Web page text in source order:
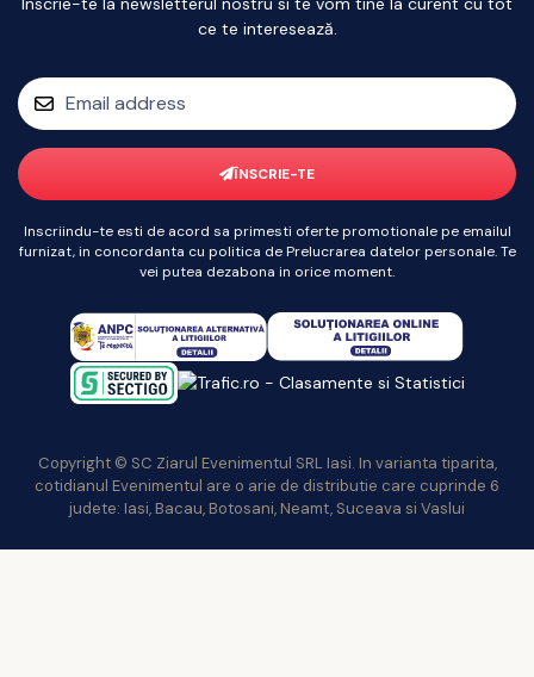
ce te interesează.
ÎNSCRIE-TE
Inscriindu-te esti de acord sa primesti oferte promotionale pe emailul
furnizat, in concordanta cu politica de Prelucrarea datelor personale. Te
vei putea dezabona in orice moment.
Copyright © SC Ziarul Evenimentul SRL Iasi. In varianta tiparita,
cotidianul Evenimentul are o arie de distributie care cuprinde 6
judete: Iasi, Bacau, Botosani, Neamt, Suceava si Vaslui